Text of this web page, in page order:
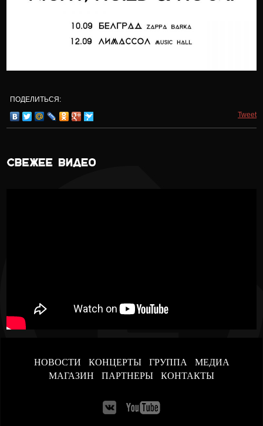
ПОДЕЛИТЬСЯ:
Tweet
НОВОСТИ КОНЦЕРТЫ ГРУППА
МЕДИА
МАГАЗИН
ПАРТНЕРЫ КОНТАКТЫ